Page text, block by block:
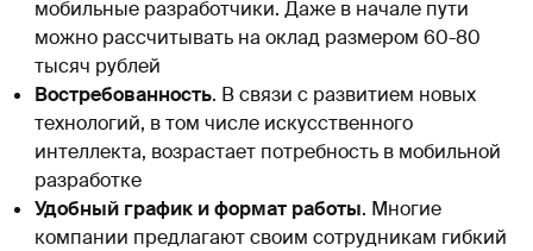
мобильные разработчики. Даже в начале пути
можно рассчитывать на оклад размером 60-80
тысяч рублей
Востребованность. В связи с развитием новых
технологий, в том числе искусственного
интеллекта, возрастает потребность в мобильной
разработке
Удобный график и формат работы. Многие
компании предлагают своим сотрудникам гибкий